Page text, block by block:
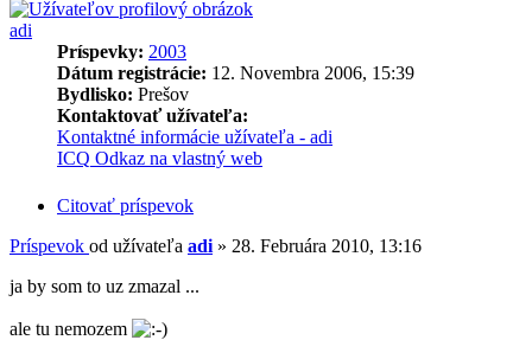
adi
Príspevky: 2003
Dátum registrácie: 12. Novembra 2006, 15:39
Bydlisko: Prešov
Kontaktovať užívateľa:
Kontaktné informácie užívateľa - adi
ICQ Odkaz na vlastný web
Citovať príspevok
Príspevok od užívateľa adi » 28. Februára 2010, 13:16
ja by som to uz zmazal ...
ale tu nemozem